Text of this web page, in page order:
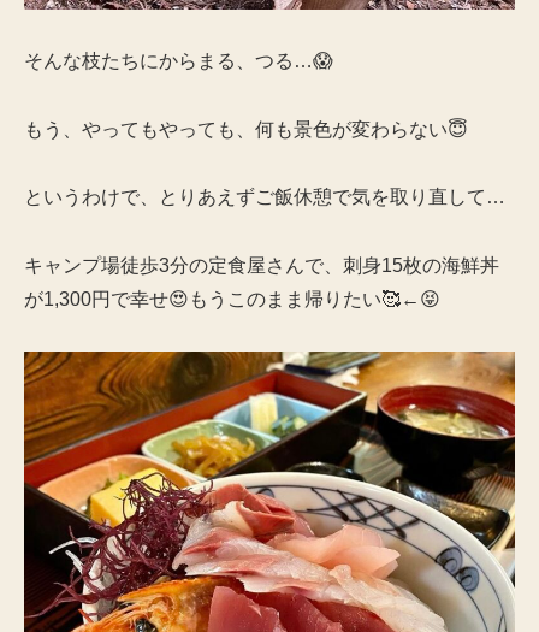
そんな枝たちにからまる、つる…😱
もう、やってもやっても、何も景色が変わらない😇
というわけで、とりあえずご飯休憩で気を取り直して…
キャンプ場徒歩3分の定食屋さんで、刺身15枚の海鮮丼
が1,300円で幸せ😍もうこのまま帰りたい🥰←😝